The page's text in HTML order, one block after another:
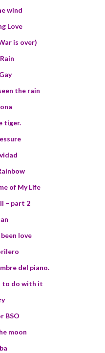
wind
Love
is over)
the rain
tiger.
of My Life
– part 2
love
del piano.
to do with it
BSO
moon